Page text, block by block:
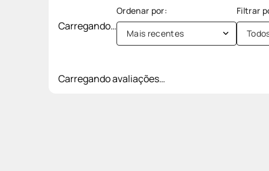
Carregando…
Mais recentes
Carregando avaliações…